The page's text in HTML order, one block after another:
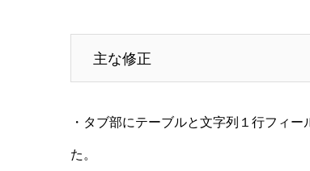
主な修正
・タブ部にテーブルと文字列１行フィ
た。